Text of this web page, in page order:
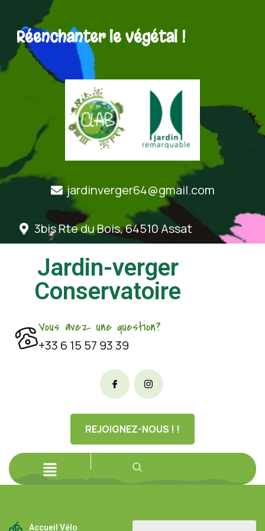
Réenchanter le végétal !
jardinverger64@gmail.com
3bis Rte du Bois, 64510 Assat
Jardin-verger
Conservatoire
Vous avez une question?
+33 6 15 57 93 39
REJOIGNEZ-NOUS ! !
Accueil Vélo